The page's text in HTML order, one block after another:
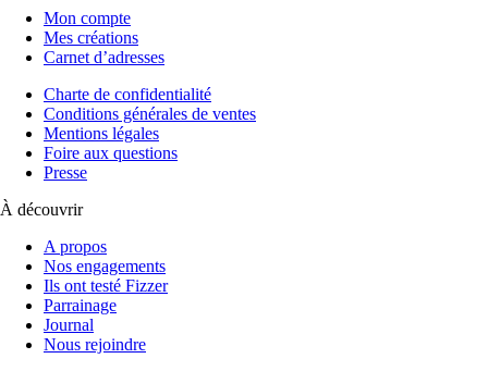
Mon compte
Mes créations
Carnet d’adresses
Charte de confidentialité
Conditions générales de ventes
Mentions légales
Foire aux questions
Presse
À découvrir
A propos
Nos engagements
Ils ont testé Fizzer
Parrainage
Journal
Nous rejoindre